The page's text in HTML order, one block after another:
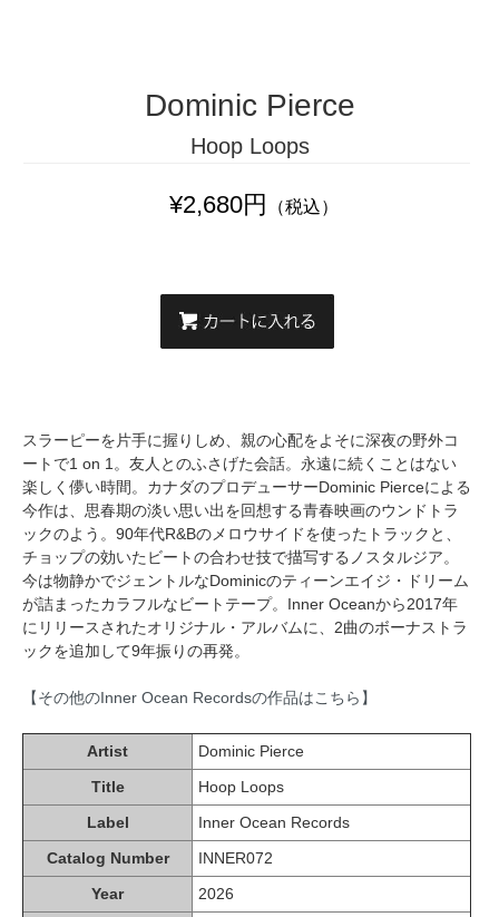
Dominic Pierce
Hoop Loops
¥2,680円 （税込）
スラーピーを片手に握りしめ、親の心配をよそに深夜の野外コ
ートで1 on 1。友人とのふさげた会話。永遠に続くことはない
楽しく儚い時間。カナダのプロデューサーDominic Pierceによる
今作は、思春期の淡い思い出を回想する青春映画のウンドトラ
ックのよう。90年代R&Bのメロウサイドを使ったトラックと、
チョップの効いたビートの合わせ技で描写するノスタルジア。
今は物静かでジェントルなDominicのティーンエイジ・ドリーム
が詰まったカラフルなビートテープ。Inner Oceanから2017年
にリリースされたオリジナル・アルバムに、2曲のボーナストラ
ックを追加して9年振りの再発。
【その他のInner Ocean Recordsの作品はこちら】
Artist
Dominic Pierce
Title
Hoop Loops
Label
Inner Ocean Records
Catalog Number
INNER072
Year
2026